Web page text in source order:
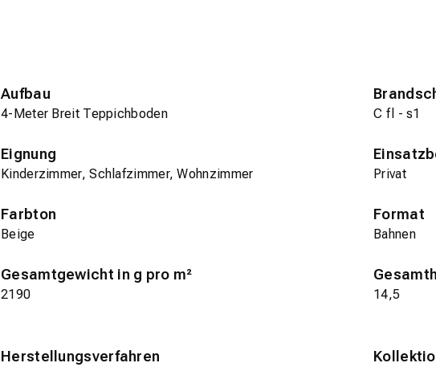
Aufbau
4-Meter Breit Teppichboden C fl - s1
Eignung
Kinderzimmer, Schlafzimmer, Wohnzimmer Privat
Farbton
Beige
Format
Bahnen
Gesamtgewicht in g pro m²
2190 14,5
Herstellungsverfahren